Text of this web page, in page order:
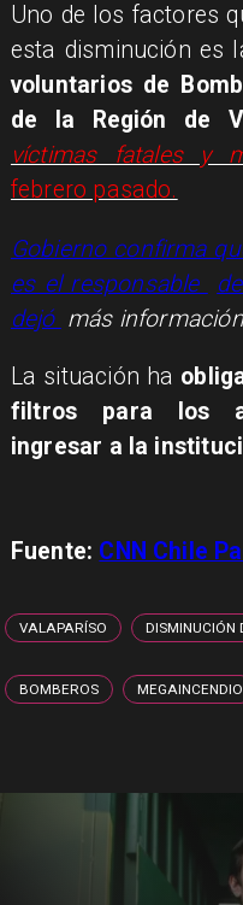
Uno de los factores
esta disminución es
voluntarios de
de la Región de
víctimas fatales y
febrero pasado.
Gobierno confirma
es el responsable
dejó más
La situación ha
filtros para los
ingresar a la
Fuente: CNN Chile
VALAPARÍSO DISMINUCIÓN
BOMBEROS MEGAINCENDIO